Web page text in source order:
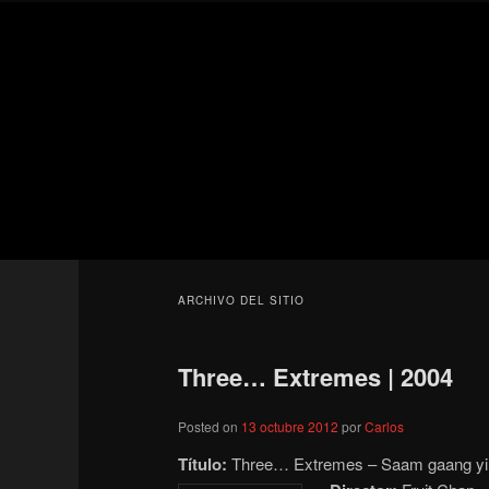
ARCHIVO DEL SITIO
Three… Extremes | 2004
Posted on 13 octubre 2012 porCarlos
Título: Three… Extremes – Saam gaang